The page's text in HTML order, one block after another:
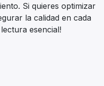
Si quieres optimizar
la calidad en cada
esencial!